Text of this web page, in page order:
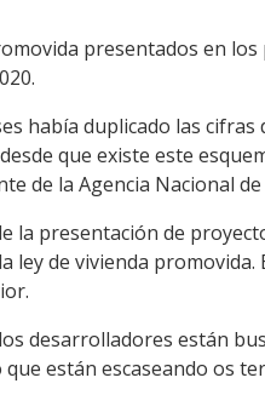
presentados en
había duplicado las
que existe este
de la Agencia Nacional de
presentación de
ley de vivienda
desarrolladores están
están escaseando os